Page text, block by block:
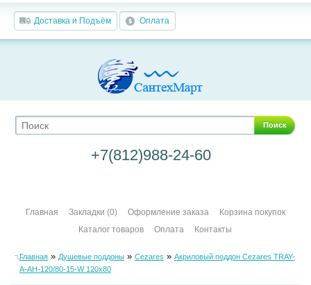
Доставка и Подъём Оплата
Поиск
+7(812)988-24-60
Главная Закладки (0) Оформление заказа
Корзина покупок
Каталог товаров
Оплата Контакты
Главная» Душевые поддоны» Cezares » Акриловый поддон Cezares TRAY-
A-AH-120/80-15-W 120х80